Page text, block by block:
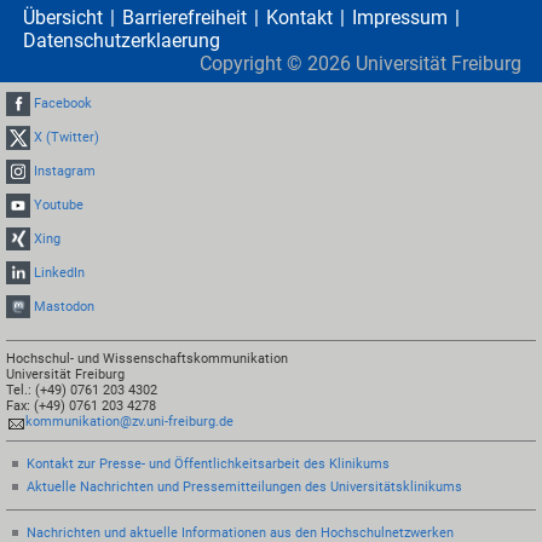
Übersicht Barrierefreiheit Kontakt
Impressum
Datenschutzerklaerung
Copyright © 2026 Universität Freiburg
Facebook
X (Twitter)
Instagram
Youtube
Xing
LinkedIn
Mastodon
Hochschul- und Wissenschaftskommunikation
Universität Freiburg
Tel.: (+49) 0761 203 4302
Fax: (+49) 0761 203 4278
kommunikation@zv.uni-freiburg.de
Kontakt zur Presse- und Öffentlichkeitsarbeit des Klinikums
Aktuelle Nachrichten und Pressemitteilungen des Universitätsklinikums
Nachrichten und aktuelle Informationen aus den Hochschulnetzwerken